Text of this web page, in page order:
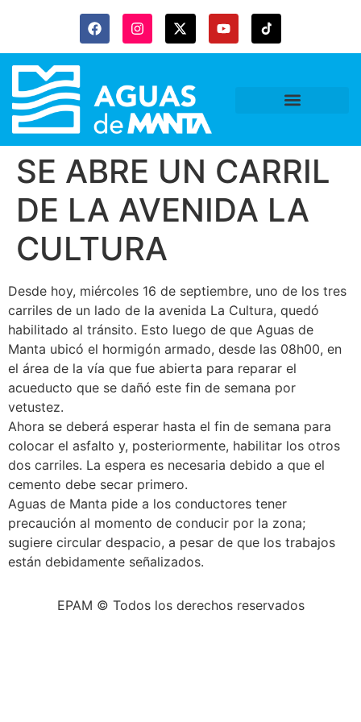
SE ABRE UN CARRIL
DE LA AVENIDA LA
CULTURA
Desde hoy, miércoles 16 de septiembre, uno de los tres
carriles de un lado de la avenida La Cultura, quedó
habilitado al tránsito. Esto luego de que Aguas de
Manta ubicó el hormigón armado, desde las 08h00, en
el área de la vía que fue abierta para reparar el
acueducto que se dañó este fin de semana por
vetustez.
Ahora se deberá esperar hasta el fin de semana para
colocar el asfalto y, posteriormente, habilitar los otros
dos carriles. La espera es necesaria debido a que el
cemento debe secar primero.
Aguas de Manta pide a los conductores tener
precaución al momento de conducir por la zona;
sugiere circular despacio, a pesar de que los trabajos
están debidamente señalizados.
EPAM © Todos los derechos reservados